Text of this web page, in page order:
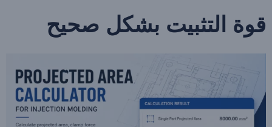
قوة التثبيت بشكل صحيح